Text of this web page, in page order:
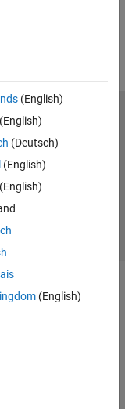
(English)
(Deutsch)
(English)
(English)
(English)
privacy